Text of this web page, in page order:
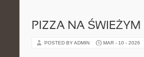
PIZZA NA ŚWIEŻYM
POSTED BY ADMIN MAR - 10 - 2026